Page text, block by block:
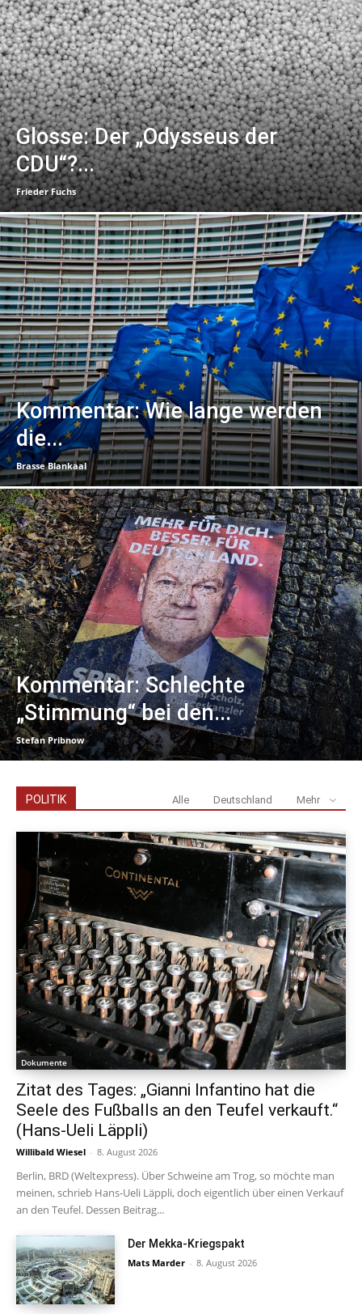
Glosse: Der „Odysseus der
CDU“?...
Frieder Fuchs
Kommentar: Wie lange werden
die...
Brasse Blankaal
Kommentar: Schlechte
„Stimmung“ bei den...
Stefan Pribnow
POLITIK Alle Deutschland Mehr
Dokumente
Zitat des Tages: „Gianni Infantino hat die
Seele des Fußballs an den Teufel verkauft.“
(Hans-Ueli Läppli)
Willibald Wiesel - 8. August 2026
Berlin, BRD (Weltexpress). Über Schweine am Trog, so möchte man
meinen, schrieb Hans-Ueli Läppli, doch eigentlich über einen Verkauf
an den Teufel. Dessen Beitrag...
Der Mekka-Kriegspakt
Mats Marder - 8. August 2026